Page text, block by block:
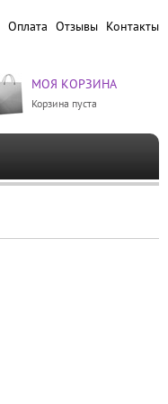
Оплата Отзывы Контакты
МОЯ КОРЗИНА
Корзина пуста